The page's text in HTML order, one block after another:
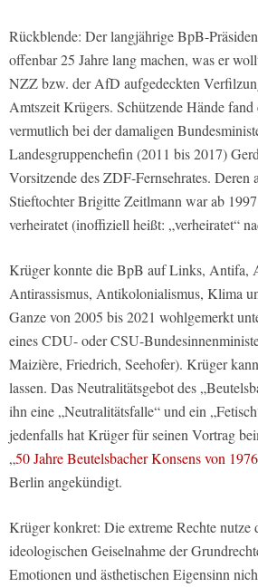
Rückblende: Der langjährige BpB-
offenbar 25 Jahre lang machen, was er
NZZ bzw. der AfD aufgedeckten
Amtszeit Krügers. Schützende Hände
vermutlich bei der damaligen
Landesgruppenchefin (2011 bis 2017)
Vorsitzende des ZDF-Fernsehrates. Deren
Stieftochter Brigitte Zeitlmann war ab
verheiratet (inoffiziell heißt: „verheiratet“
Krüger konnte die BpB auf Links, Antifa,
Antirassismus, Antikolonialismus, Klima
Ganze von 2005 bis 2021 wohlgemerkt
eines CDU- oder CSU-
Maizière, Friedrich, Seehofer). Krüger
lassen. Das Neutralitätsgebot des
ihn eine „Neutralitätsfalle“ und ein
jedenfalls hat Krüger für seinen Vortrag
„50 Jahre Beutelsbacher Konsens von 1976
Berlin angekündigt.
Krüger konkret: Die extreme Rechte nutze
ideologischen Geiselnahme der
Emotionen und ästhetischen Eigensinn